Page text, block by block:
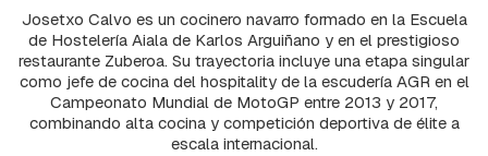
Josetxo Calvo es un cocinero navarro formado en la Escuela
de Hostelería Aiala de Karlos Arguiñano y en el prestigioso
restaurante Zuberoa. Su trayectoria incluye una etapa singular
como jefe de cocina del hospitality de la escudería AGR en el
Campeonato Mundial de MotoGP entre 2013 y 2017,
combinando alta cocina y competición deportiva de élite a
escala internacional.